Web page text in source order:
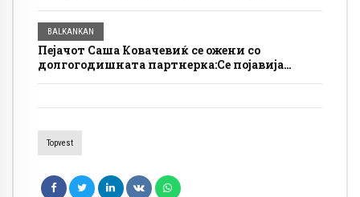
BALKANKAN
Пејачот Саша Ковачевиќ се ожени со
долгогодишната партнерка:Се појавија
Topvest